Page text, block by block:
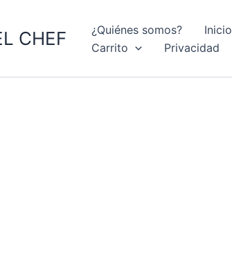
CHEF ¿Quiénes somos? Inicio
Carrito
Privacidad